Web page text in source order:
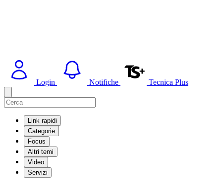
Login Notifiche Tecnica Plus
Link rapidi
Categorie
Focus
Altri temi
Video
Servizi